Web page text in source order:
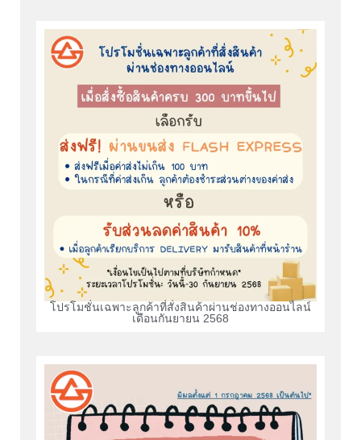
โปรโมชั่นเฉพาะลูกค้าที่สั่งสินค้าผ่านช่องทางออนไลน์
เดือนกันยายน 2568